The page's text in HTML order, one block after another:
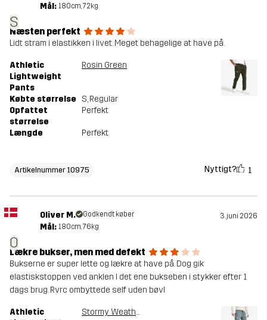
S
Mål: 180cm, 72kg
Næsten perfekt
Lidt stram i elastikken i livet. Meget behagelige at have på.
Athletic
Lightweight
Pants
Rosin Green
Købte størrelse S, Regular
Opfattet
størrelse
Perfekt
Længde Perfekt
Artikelnummer 10975 Nyttigt? 1
O
Oliver M. Godkendt køber 3. juni 2026
Mål: 180cm, 76kg
Lækre bukser, men med defekt
Bukserne er super lette og lækre at have på. Dog gik
elastiskstoppen ved anklen I det ene bukseben i stykker efter 1
dags brug. Rvrc ombyttede self uden bøvl
Athletic
Stormy Weather